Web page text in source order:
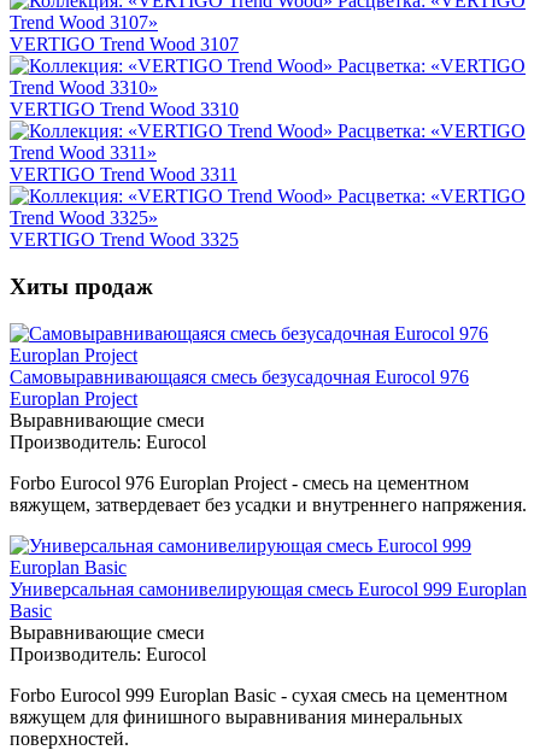
VERTIGO Trend Wood 3107
VERTIGO Trend Wood 3310
VERTIGO Trend Wood 3311
VERTIGO Trend Wood 3325
Хиты продаж
Самовыравнивающаяся смесь безусадочная Eurocol 976
Europlan Project
Выравнивающие смеси
Производитель: Eurocol
Forbo Eurocol 976 Europlan Project - смесь на цементном
вяжущем, затвердевает без усадки и внутреннего напряжения.
Универсальная самонивелирующая смесь Eurocol 999 Europlan
Basic
Выравнивающие смеси
Производитель: Eurocol
Forbo Eurocol 999 Europlan Basic - сухая смесь на цементном
вяжущем для финишного выравнивания минеральных
поверхностей.